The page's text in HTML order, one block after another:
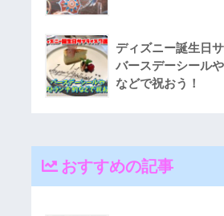
ディズニー誕生日
バースデーシール
などで祝おう！
おすすめの記事